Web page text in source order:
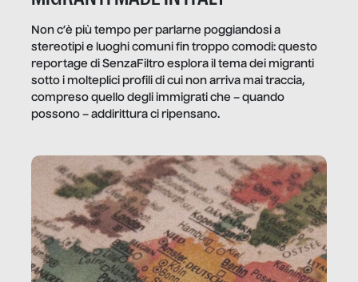
Non c’è più tempo per parlarne poggiandosi a
stereotipi e luoghi comuni fin troppo comodi: questo
reportage di SenzaFiltro esplora il tema dei migranti
sotto i molteplici profili di cui non arriva mai traccia,
compreso quello degli immigrati che – quando
possono – addirittura ci ripensano.